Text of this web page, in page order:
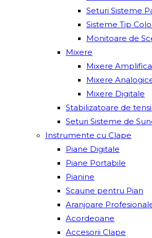
Seturi Sisteme
Sisteme Tip
Monitoare de
Mixere
Mixere
Mixere
Mixere Digitale
Stabilizatoare de
Seturi Sisteme de
Instrumente cu Clape
Piane Digitale
Piane Portabile
Pianine
Scaune pentru Pian
Aranjoare
Acordeoane
Accesorii Clape